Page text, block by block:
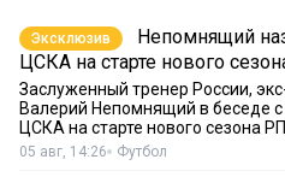
Эксклюзив
ЦСКА на старте нового
Заслуженный тренер России,
Валерий Непомнящий в беседе
ЦСКА на старте нового сезона
05 авг, 14:26 Футбол